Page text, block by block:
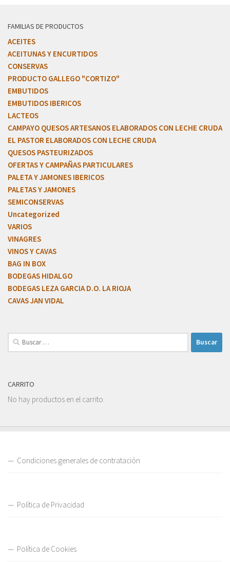
FAMILIAS DE PRODUCTOS
ACEITES
ACEITUNAS Y ENCURTIDOS
CONSERVAS
PRODUCTO GALLEGO "CORTIZO"
EMBUTIDOS
EMBUTIDOS IBERICOS
LACTEOS
CAMPAYO QUESOS ARTESANOS ELABORADOS CON LECHE CRUDA
EL PASTOR ELABORADOS CON LECHE CRUDA
QUESOS PASTEURIZADOS
OFERTAS Y CAMPAÑAS PARTICULARES
PALETA Y JAMONES IBERICOS
PALETAS Y JAMONES
SEMICONSERVAS
Uncategorized
VARIOS
VINAGRES
VINOS Y CAVAS
BAG IN BOX
BODEGAS HIDALGO
BODEGAS LEZA GARCIA D.O. LA RIOJA
CAVAS JAN VIDAL
CARRITO
No hay productos en el carrito.
Condiciones generales de contratación
Política de Privacidad
Política de Cookies